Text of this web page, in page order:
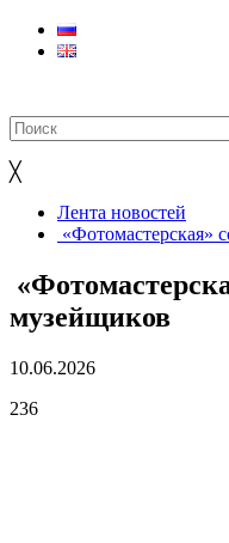
╳
Лента новостей
«Фотомастерская»
музейщиков
10.06.2026
236